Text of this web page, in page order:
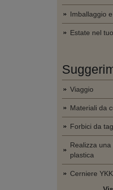
Imballaggio
Estate nel
Viaggio
Materiali da
Forbici da
Realizza
plastica
Cerniere YKK